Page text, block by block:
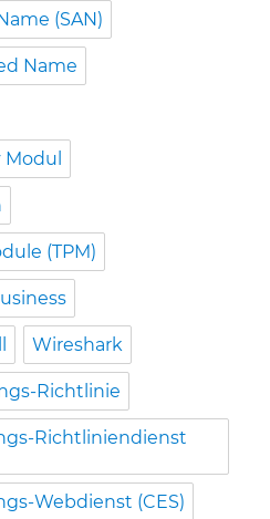
(SAN)
Name
(TPM)
Wireshark
Richtlinie
Richtliniendienst
Webdienst (CES)